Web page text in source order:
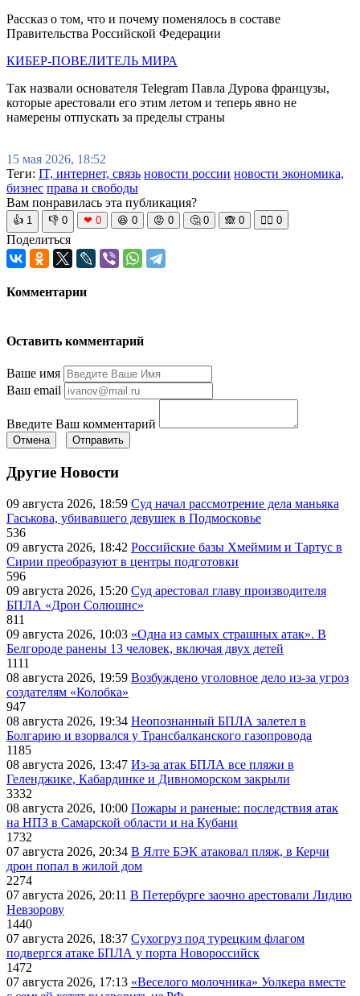
Рассказ о том, что и почему поменялось в составе
Правительства Российской Федерации
КИБЕР-ПОВЕЛИТЕЛЬ МИРА
Так назвали основателя Telegram Павла Дурова французы,
которые арестовали его этим летом и теперь явно не
намерены отпускать за пределы страны
15 мая 2026, 18:52
Теги: IT, интернет, связь новости россии новости экономика,
бизнес права и свободы
Вам понравилась эта публикация?
👍 1 👎 0 ❤ 0 😆 0 😡 0 🤔 0 🙈 0 🧘‍♀️ 0
Поделиться
Комментарии
Оставить комментарий
Ваше имя
Ваш email
Введите Ваш комментарий
Отмена Отправить
Другие Новости
09 августа 2026, 18:59 Суд начал рассмотрение дела маньяка
Гаськова, убивавшего девушек в Подмосковье
536
09 августа 2026, 18:42 Российские базы Хмеймим и Тартус в
Сирии преобразуют в центры подготовки
596
09 августа 2026, 15:20 Суд арестовал главу производителя
БПЛА «Дрон Солюшнс»
811
09 августа 2026, 10:03 «Одна из самых страшных атак». В
Белгороде ранены 13 человек, включая двух детей
1111
08 августа 2026, 19:59 Возбуждено уголовное дело из-за угроз
создателям «Колобка»
947
08 августа 2026, 19:34 Неопознанный БПЛА залетел в
Болгарию и взорвался у Трансбалканского газопровода
1185
08 августа 2026, 13:47 Из-за атак БПЛА все пляжи в
Геленджике, Кабардинке и Дивноморском закрыли
3332
08 августа 2026, 10:00 Пожары и раненые: последствия атак
на НПЗ в Самарской области и на Кубани
1732
07 августа 2026, 20:34 В Ялте БЭК атаковал пляж, в Керчи
дрон попал в жилой дом
2274
07 августа 2026, 20:11 В Петербурге заочно арестовали Лидию
Невзорову
1440
07 августа 2026, 18:37 Сухогруз под турецким флагом
подвергся атаке БПЛА у порта Новороссийск
1472
07 августа 2026, 17:13 «Веселого молочника» Уолкера вместе